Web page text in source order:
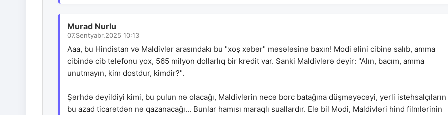
Murad Nurlu
07.Sentyabr.2025 10:13
Aaa, bu Hindistan və Maldivlər arasındakı bu "xoş xəbər" məsələsinə baxın! Modi əlini cibinə salıb, amma
cibində cib telefonu yox, 565 milyon dollarlıq bir kredit var. Sanki Maldivlərə deyir: "Alın, bacım, amma
unutmayın, kim dostdur, kimdir?".
Şərhdə deyildiyi kimi, bu pulun nə olacağı, Maldivlərin necə borc batağına düşməyəcəyi, yerli istehsalçıların
bu azad ticarətdən nə qazanacağı... Bunlar hamısı maraqlı suallardır. Elə bil Modi, Maldivləri hind filmlərinin